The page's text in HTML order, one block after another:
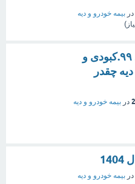
در بیمه خودرو و دیه
قیمت دیه در سال ۹۹.کبودی و
۲ دهم دیه چقدر
در بیمه خودرو و دیه
در بیمه خودرو و دیه